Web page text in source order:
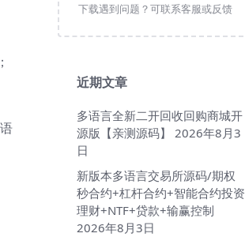
下载遇到问题？可联系客服或反馈
近期文章
多语言全新二开回收回购商城开
源版【亲测源码】
2026年8月3
日
新版本多语言交易所源码/期权
秒合约+杠杆合约+智能合约投资
理财+NTF+贷款+输赢控制
2026年8月3日